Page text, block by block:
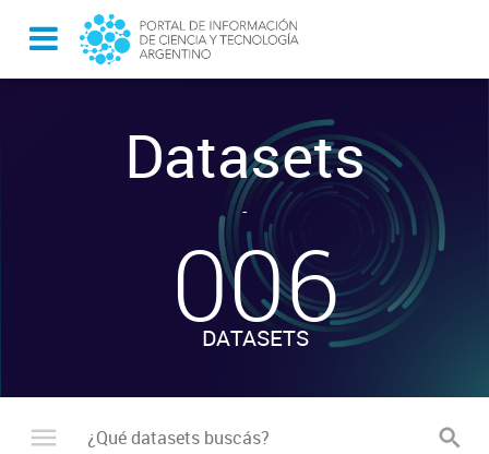
Datasets
-
006
DATASETS